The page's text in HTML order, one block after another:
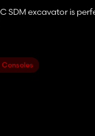
SDM excavator is
Consoles